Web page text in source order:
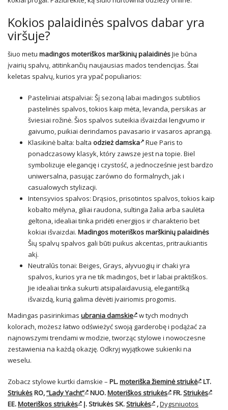
Kokios palaidinės spalvos dabar yra
viršuje?
šiuo metu madingos moteriškos marškinių palaidinėsJie būna
įvairių spalvų, atitinkančių naujausias mados tendencijas. Štai
keletas spalvų, kurios yra ypač populiarios:
Pasteliniai atspalviai: Šį sezoną labai madingos subtilios
pastelinės spalvos, tokios kaip mėta, levanda, persikas ar
šviesiai rožinė. Šios spalvos suteikia išvaizdai lengvumo ir
gaivumo, puikiai derindamos pavasario ir vasaros aprangą.
Klasikinė balta: balta odzież damska
Rue Paris to
ponadczasowy klasyk, który zawsze jest na topie. Biel
symbolizuje elegancję i czystość, a jednocześnie jest bardzo
uniwersalna, pasując zarówno do formalnych, jak i
casualowych stylizacji.
Intensyvios spalvos: Drąsios, prisotintos spalvos, tokios kaip
kobalto mėlyna, giliai raudona, sultinga žalia arba saulėta
geltona, idealiai tinka pridėti energijos ir charakterio bet
kokiai išvaizdai. Madingos moteriškos marškinių palaidinės
Šių spalvų spalvos gali būti puikus akcentas, pritraukiantis
akį.
Neutralūs tonai: Beiges, Grays, alyvuogių ir chaki yra
spalvos, kurios yra ne tik madingos, bet ir labai praktiškos.
Jie idealiai tinka sukurti atsipalaidavusią, elegantišką
išvaizdą, kurią galima dėvėti įvairiomis progomis.
Madingas pasirinkimas ubrania damskie
w tych modnych
kolorach, możesz łatwo odświeżyć swoją garderobę i podążać za
najnowszymi trendami w modzie, tworząc stylowe i nowoczesne
zestawienia na każdą okazję. Odkryj wyjątkowe sukienki na
weselu.
Zobacz stylowe kurtki damskie – PL.moteriška žieminė striukė
LT.
StriukėsRO,“Lady Yacht” NUO.Moteriškos striukės FR.Striukės
EE.Moteriškos striukės Į.StriukėsSK.Striukės ,Dygsniuotos